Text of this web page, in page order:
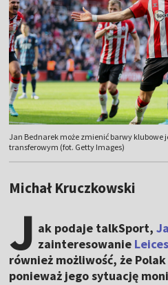
Jan Bednarek może zmienić barwy klubowe
transferowym (fot. Getty Images)
Michał Kruczkowski
J ak podaje talkSport,
zainteresowanie
również możliwość, że
ponieważ jego sytuację